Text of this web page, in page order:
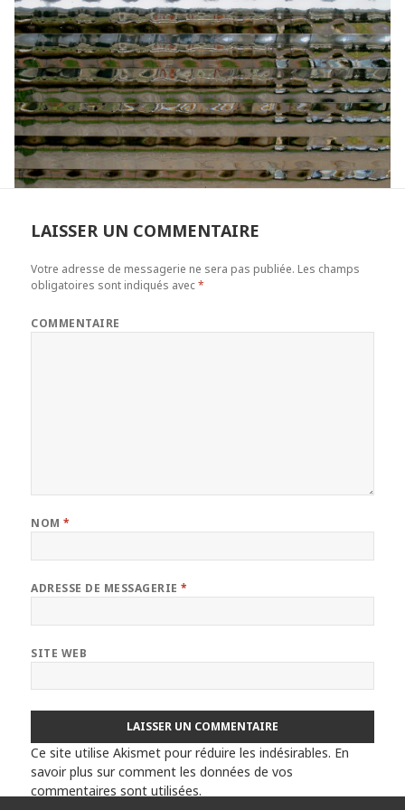
LAISSER UN COMMENTAIRE
Votre adresse de messagerie ne sera pas publiée. Les champs
obligatoires sont indiqués avec*
COMMENTAIRE
NOM*
ADRESSE DE MESSAGERIE*
SITE WEB
Ce site utilise Akismet pour réduire les indésirables. En
savoir plus sur comment les données de vos
commentaires sont utilisées.